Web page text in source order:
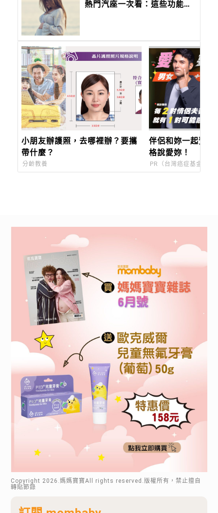
熱門汽座一次看：這些功能我
小朋友辦護照，去哪裡辦？要攜
帶什麼？
分齡教養
伴侶和妳一起預防
格說愛妳！
PR（台灣癌症基金會）
Copyright 2026 .媽媽寶寶All rights reserved.版權所有，禁止擅自
轉貼節錄